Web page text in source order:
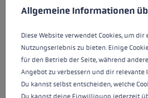
Wir befinden uns weiterhin in der
Analysephase. Aus Rücksicht auf
Analysen und Ermittlungen
gesicherte Informationen
jetzigen Zeitpunkt können wir
belastbare Aussage dazu treffen,
abgeflossen sind. Sobald wir
Allgemeine Informationen
Diese Website verwendet Cookies, um
Nutzungserlebnis zu bieten. Einige
für den Betrieb der Seite, während
Angebot zu verbessern und dir relevante
Du kannst selbst entscheiden, welche
Du kannst deine Einwilligung jederzeit